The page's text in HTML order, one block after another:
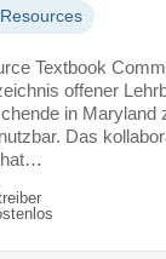
Textbook
offener
in Maryland
Das
hat…